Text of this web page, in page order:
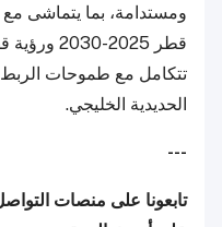
ومستدامة، بما يتماشى مع
تتكامل مع طموحات
الحديدية الخليجي.
---
تابعونا على منصات